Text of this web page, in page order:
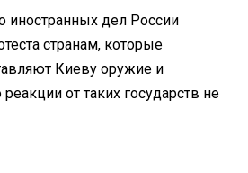
иностранных дел России
странам, которые
Киеву оружие и
от таких государств не